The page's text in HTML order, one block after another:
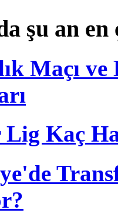
şu an
Maçı
Lig Kaç